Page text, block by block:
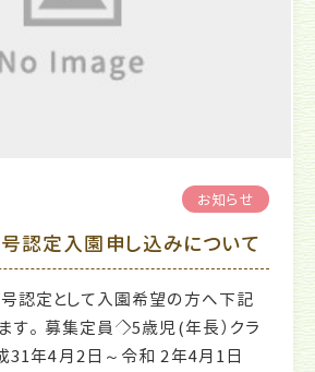
お知らせ
定入園申し込みについて
認定として入園希望の方へ下記
す。 募集定員◇5歳児(年長）クラ
年4月2日～令和 2年4月1日